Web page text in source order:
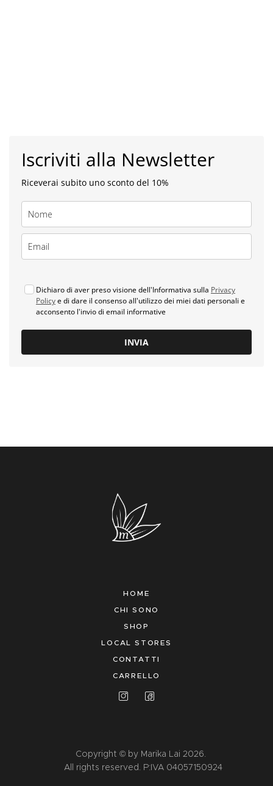
Iscriviti alla Newsletter
Riceverai subito uno sconto del 10%
Dichiaro di aver preso visione dell'Informativa sulla Privacy
Policye di dare il consenso all'utilizzo dei miei dati personali e
acconsento l'invio di email informative
INVIA
HOME
CHI SONO
SHOP
LOCAL STORES
CONTATTI
CARRELLO
Copyright © by Marika Lai 2026.
All rights reserved. P:IVA 04057150924